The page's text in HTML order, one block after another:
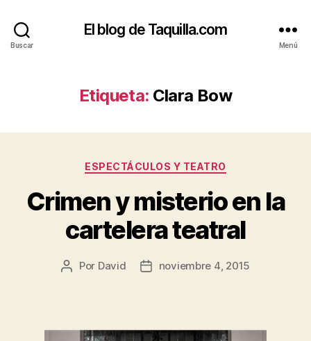
Buscar
El blog de Taquilla.com
Menú
Etiqueta: Clara Bow
Categorías
ESPECTÁCULOS Y TEATRO
Crimen y misterio en la
cartelera teatral
Autor
Por David
Fechanoviembre 4, 2015